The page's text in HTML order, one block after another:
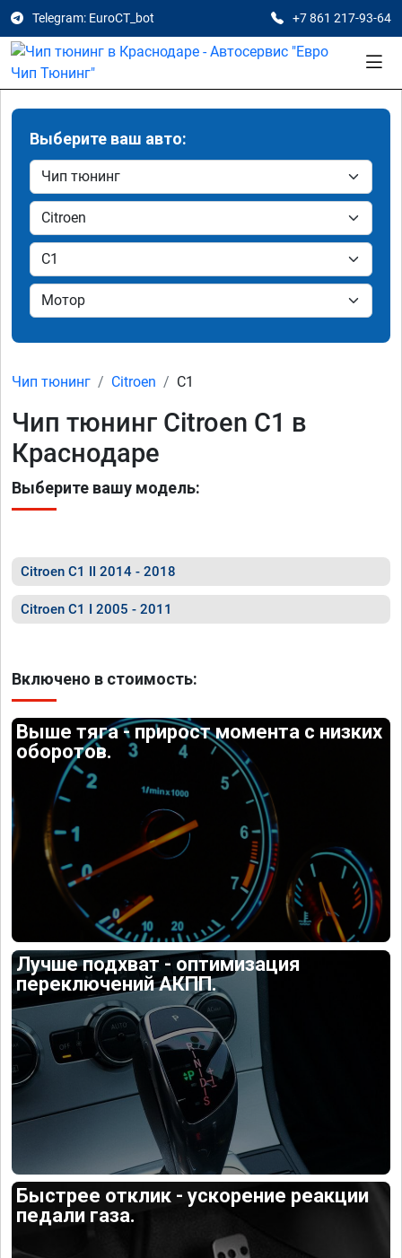
Telegram: EuroCT_bot +7 861 217-93-64
Выберите ваш авто:
Чип тюнинг Citroen C1
Чип тюнинг Citroen C1 в
Краснодаре
Выберите вашу модель:
Citroen C1 II 2014 - 2018
Citroen C1 I 2005 - 2011
Включено в стоимость:
Выше тяга - прирост момента с низких
оборотов.
Лучше подхват - оптимизация
переключений АКПП.
Быстрее отклик - ускорение реакции
педали газа.